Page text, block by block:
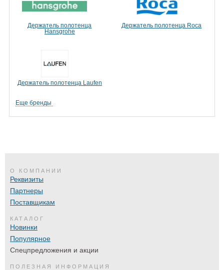
Держатель полотенца
Hansgrohe
Держатель полотенца Roca
Держатель полотенца Laufen
Еще бренды
О КОМПАНИИ
Реквизиты
Партнеры
Поставщикам
КАТАЛОГ
Новинки
Популярное
Спецпредложения и акции
ПОЛЕЗНАЯ ИНФОРМАЦИЯ